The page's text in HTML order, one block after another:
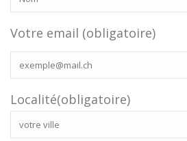
Votre email (obligatoire)
Localité(obligatoire)